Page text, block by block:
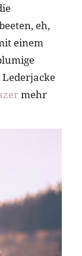
eh,
einem
mehr